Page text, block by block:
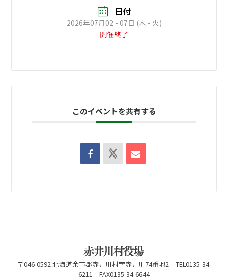
日付
2026年07月02 - 07日 (木 - 火)
開催終了
このイベントを共有する
〒046-0592 北海道余市郡赤井川村字赤井川74番地2 TEL0135-34-
6211 FAX0135-34-6644